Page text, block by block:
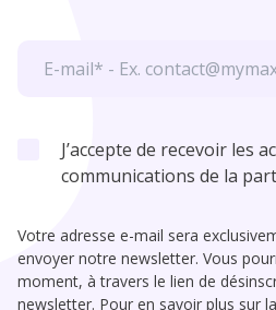
J’accepte de recevoir les
communications de la
Votre adresse e-mail sera
envoyer notre newsletter. Vous
moment, à travers le lien de
newsletter. Pour en savoir plus sur